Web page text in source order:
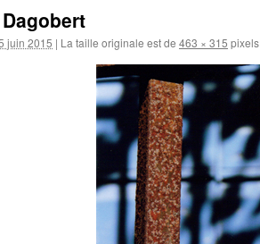
juin 2015 | La taille originale est de 463 × 315 pixels